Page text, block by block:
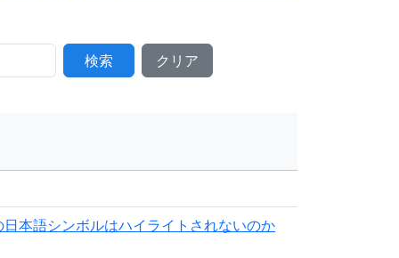
検索 クリア
本語シンボルはハイライトされないのか